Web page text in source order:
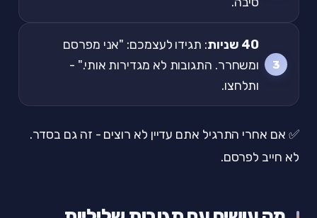
40 שניות
: תגידו לעצמכם: "אני מפרסם
ומשחרר. התגובות לא מגדירות אותי." -
ותלחצו.
✅ אם אחרי התרגיל אתם עדיין לא רוצים - זה גם בסדר.
לא חייב לפרסם.